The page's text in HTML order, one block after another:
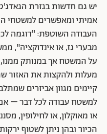
יש גם חדשות בגזרת
אמיתי ומאפשרים למשטחי
העבודה השוטפת: "דוגמה
מבערי גז, או אינדוקציה",
מעלות ולהקצות את האזור
קיימים מגוון אביזרים
למשטח עבודה לכל דבר –
או מאוקלון, או לחילופין,
הכיור ובהן ניתן לשטוף